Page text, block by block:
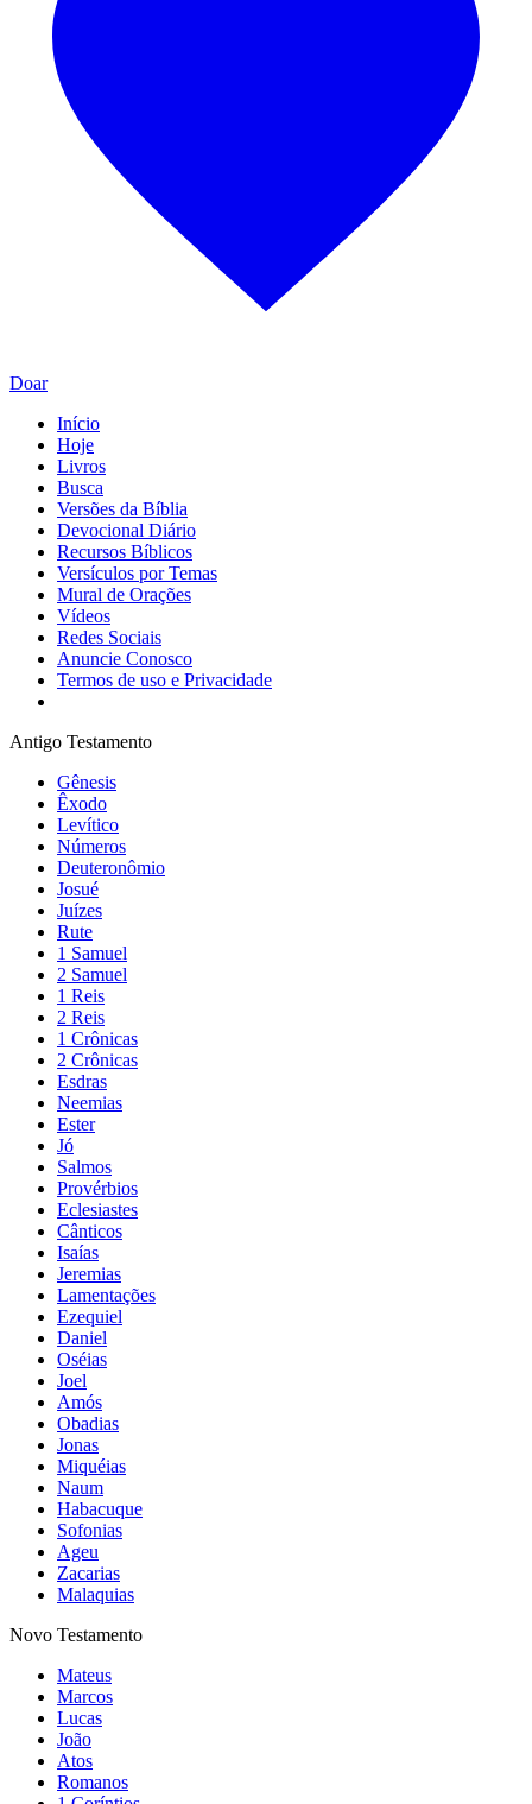
Doar
Início
Hoje
Livros
Busca
Versões da Bíblia
Devocional Diário
Recursos Bíblicos
Versículos por Temas
Mural de Orações
Vídeos
Redes Sociais
Anuncie Conosco
Termos de uso e Privacidade
Antigo Testamento
Gênesis
Êxodo
Levítico
Números
Deuteronômio
Josué
Juízes
Rute
1 Samuel
2 Samuel
1 Reis
2 Reis
1 Crônicas
2 Crônicas
Esdras
Neemias
Ester
Jó
Salmos
Provérbios
Eclesiastes
Cânticos
Isaías
Jeremias
Lamentações
Ezequiel
Daniel
Oséias
Joel
Amós
Obadias
Jonas
Miquéias
Naum
Habacuque
Sofonias
Ageu
Zacarias
Malaquias
Novo Testamento
Mateus
Marcos
Lucas
João
Atos
Romanos